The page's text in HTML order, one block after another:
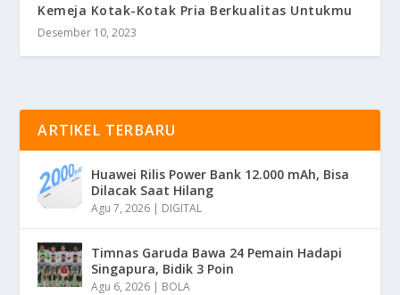
Kemeja Kotak-Kotak Pria Berkualitas Untukmu
Desember 10, 2023
ARTIKEL TERBARU
Huawei Rilis Power Bank 12.000 mAh, Bisa
Dilacak Saat Hilang
Agu 7, 2026 | DIGITAL
Timnas Garuda Bawa 24 Pemain Hadapi
Singapura, Bidik 3 Poin
Agu 6, 2026 | BOLA